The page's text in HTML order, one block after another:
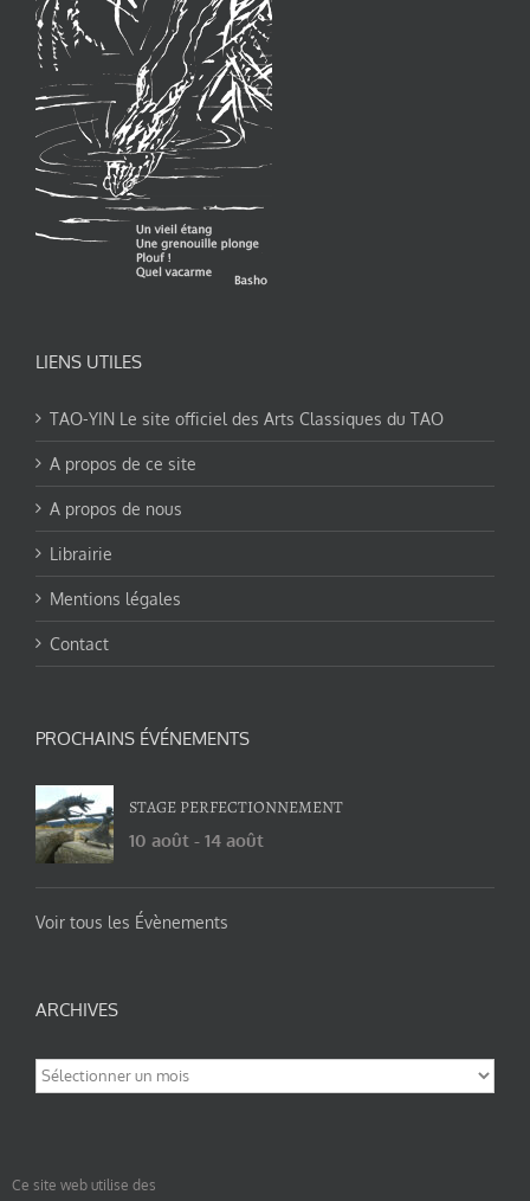
LIENS UTILES
TAO-YIN Le site officiel des Arts Classiques du TAO
A propos de ce site
A propos de nous
Librairie
Mentions légales
Contact
PROCHAINS ÉVÉNEMENTS
STAGE PERFECTIONNEMENT
10 août - 14 août
Voir tous les Évènements
ARCHIVES
Archives
Ce site web utilise des